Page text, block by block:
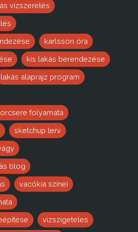
vízszerelés
karlsson óra
kis lakás berendezése
lakás alaprajz program
folyamata
sketchup terv
blog
vacókia színei
vizszigeteles